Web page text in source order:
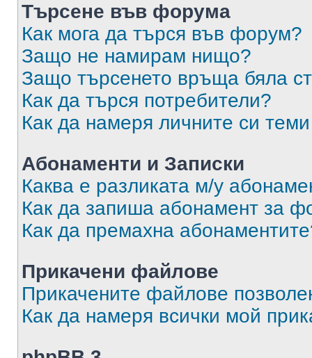
Търсене във форума
Как мога да търся във форум?
Защо не намирам нищо?
Защо търсенето връща бяла
Как да търся потребители?
Как да намеря личните си
Абонаменти и Записки
Каква е разликата м/у
Как да запиша абонамент за
Как да премахна
Прикачени файлове
Прикачените файлове
Как да намеря всички мой